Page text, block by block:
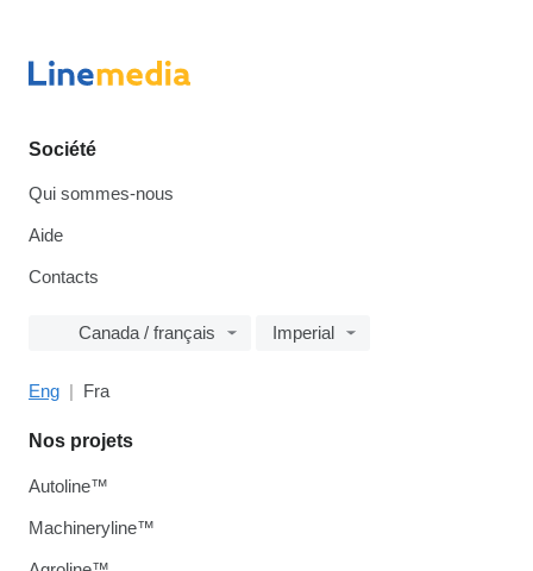
Société
Qui sommes-nous
Aide
Contacts
Canada / français Imperial
Eng Fra
Nos projets
Autoline™
Machineryline™